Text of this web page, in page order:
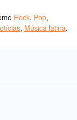
Rock, Pop,
, Música latina.